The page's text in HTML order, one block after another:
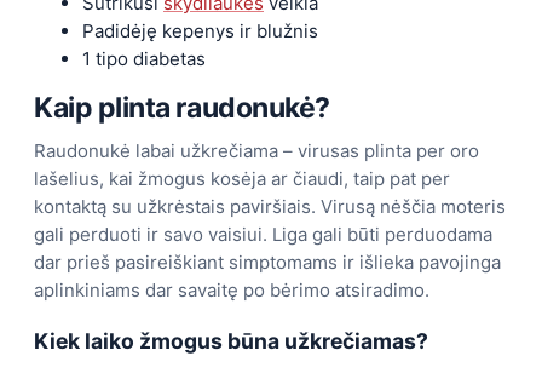
Padidėję kepenys ir blužnis
1 tipo diabetas
Kaip plinta raudonukė?
Raudonukė labai užkrečiama – virusas plinta per oro
lašelius, kai žmogus kosėja ar čiaudi, taip pat per
kontaktą su užkrėstais paviršiais. Virusą nėščia moteris
gali perduoti ir savo vaisiui. Liga gali būti perduodama
dar prieš pasireiškiant simptomams ir išlieka pavojinga
aplinkiniams dar savaitę po bėrimo atsiradimo.
Kiek laiko žmogus būna užkrečiamas?